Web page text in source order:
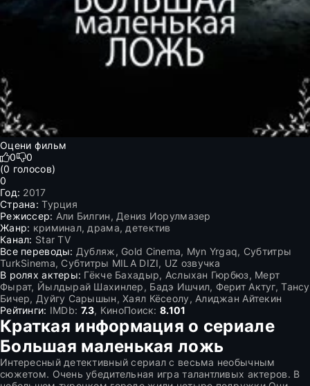
Оцени фильм
0
0
(0 голосов)
0
Год: 2017
Страна: Турция
Режиссер: Али Билгин, Дениз Иорулмазер
Жанр: криминал, драма, детектив
Канал: Star TV
Все переводы: Дубляж, Gold Cinema, Myn Yrgaq, Субтитры
TurkSinema, Субтитры MILA DIZI, UZ озвучка
В ролях актеры: Гёкче Бахадыр, Аслыхан Гюрбюз, Мерт
Фырат, Йылдырай Шахинлер, Бадэ Ишчил, Ферит Актуг, Тансу
Бичер, Дуйгу Сарышын, Хаял Кёсеолу, Алиджан Айтекин
Рейтинги: IMDb: 7.3, КиноПоиск: 8.101
Краткая информация о сериале
Большая маленькая ложь
Интересный детективный сериал с весьма необычным
сюжетом. Очень убедительная игра талантливых актеров. В